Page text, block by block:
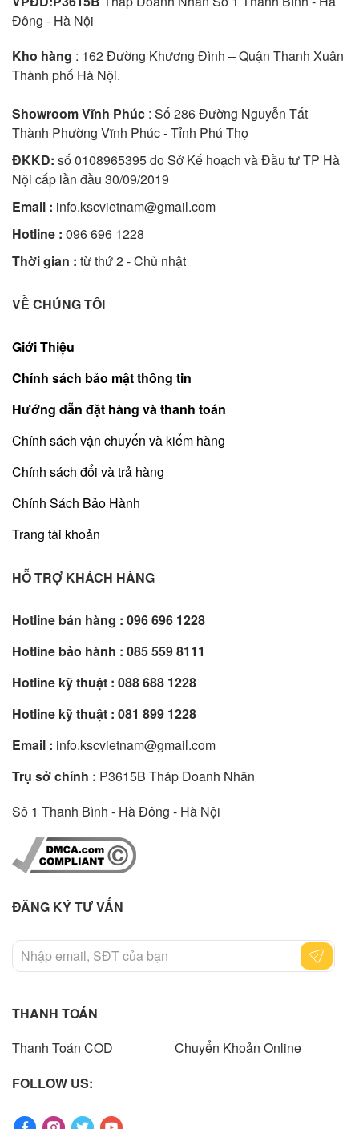
Đông - Hà Nội
Kho hàng : 162 Đường Khương Đình – Quận Thanh Xuân
Thành phố Hà Nội.
Showroom Vĩnh Phúc : Số 286 Đường Nguyễn Tất
Thành Phường Vĩnh Phúc - Tỉnh Phú Thọ
ĐKKD: số 0108965395 do Sở Kế hoạch và Đầu tư TP Hà
Nội cấp lần đầu 30/09/2019
Email : info.kscvietnam@gmail.com
Hotline : 096 696 1228
Thời gian : từ thứ 2 - Chủ nhật
VỀ CHÚNG TÔI
Giới Thiệu
Chính sách bảo mật thông tin
Hướng dẫn đặt hàng và thanh toán
Chính sách vận chuyển và kiểm hàng
Chính sách đổi và trả hàng
Chính Sách Bảo Hành
Trang tài khoản
HỖ TRỢ KHÁCH HÀNG
Hotline bán hàng : 096 696 1228
Hotline bảo hành : 085 559 8111
Hotline kỹ thuật : 088 688 1228
Hotline kỹ thuật : 081 899 1228
Email : info.kscvietnam@gmail.com
Trụ sở chính : P3615B Tháp Doanh Nhân
Sô 1 Thanh Bình - Hà Đông - Hà Nội
ĐĂNG KÝ TƯ VẤN
THANH TOÁN
Thanh Toán COD
Chuyển Khoản Online
FOLLOW US: